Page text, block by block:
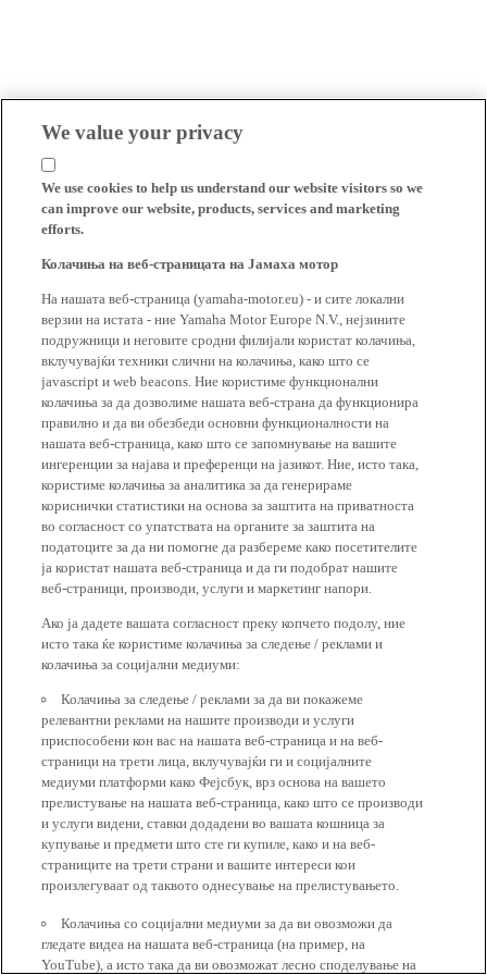
We value your privacy
We use cookies to help us understand our website visitors so we
can improve our website, products, services and marketing
efforts.
Колачиња на веб-страницата на Јамаха мотор
На нашата веб-страница (yamaha-motor.eu) - и сите локални
верзии на истата - ние Yamaha Motor Europe N.V., нејзините
подружници и неговите сродни филијали користат колачиња,
вклучувајќи техники слични на колачиња, како што се
javascript и web beacons. Ние користиме функционални
колачиња за да дозволиме нашата веб-страна да функционира
правилно и да ви обезбеди основни функционалности на
нашата веб-страница, како што се запомнување на вашите
ингеренции за најава и преференци на јазикот. Ние, исто така,
користиме колачиња за аналитика за да генерираме
кориснички статистики на основа за заштита на приватноста
во согласност со упатствата на органите за заштита на
податоците за да ни помогне да разбереме како посетителите
ја користат нашата веб-страница и да ги подобрат нашите
веб-страници, производи, услуги и маркетинг напори.
Ако ја дадете вашата согласност преку копчето подолу, ние
исто така ќе користиме колачиња за следење / реклами и
колачиња за социјални медиуми:
Колачиња за следење / реклами за да ви покажеме
релевантни реклами на нашите производи и услуги
приспособени кон вас на нашата веб-страница и на веб-
страници на трети лица, вклучувајќи ги и социјалните
медиуми платформи како Фејсбук, врз основа на вашето
прелистување на нашата веб-страница, како што се производи
и услуги видени, ставки додадени во вашата кошница за
купување и предмети што сте ги купиле, како и на веб-
страниците на трети страни и вашите интереси кои
произлегуваат од таквото однесување на прелистувањето.
Колачиња со социјални медиуми за да ви овозможи да
гледате видеа на нашата веб-страница (на пример, на
YouTube), а исто така да ви овозможат лесно споделување на